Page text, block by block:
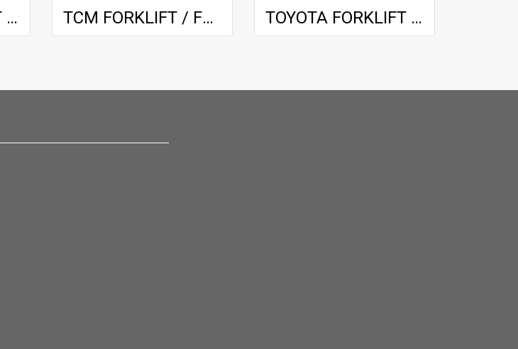
TOYOTA FORKLIFT / 6FG15 / 4.0 m TCM FORKLIFT / FG15T19 / 3.0 m TOYOTA FORKLIFT / 6FG15 / 5.0 m